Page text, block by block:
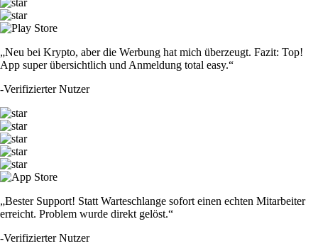
„Neu bei Krypto, aber die Werbung hat mich überzeugt. Fazit: Top!
App super übersichtlich und Anmeldung total easy.“
-Verifizierter Nutzer
„Bester Support! Statt Warteschlange sofort einen echten Mitarbeiter
erreicht. Problem wurde direkt gelöst.“
-Verifizierter Nutzer